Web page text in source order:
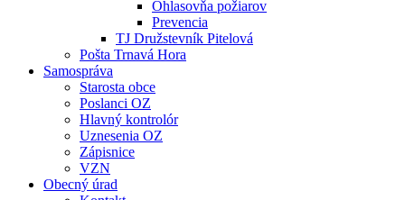
Ohlasovňa požiarov
Prevencia
TJ Družstevník Pitelová
Pošta Trnavá Hora
Samospráva
Starosta obce
Poslanci OZ
Hlavný kontrolór
Uznesenia OZ
Zápisnice
VZN
Obecný úrad